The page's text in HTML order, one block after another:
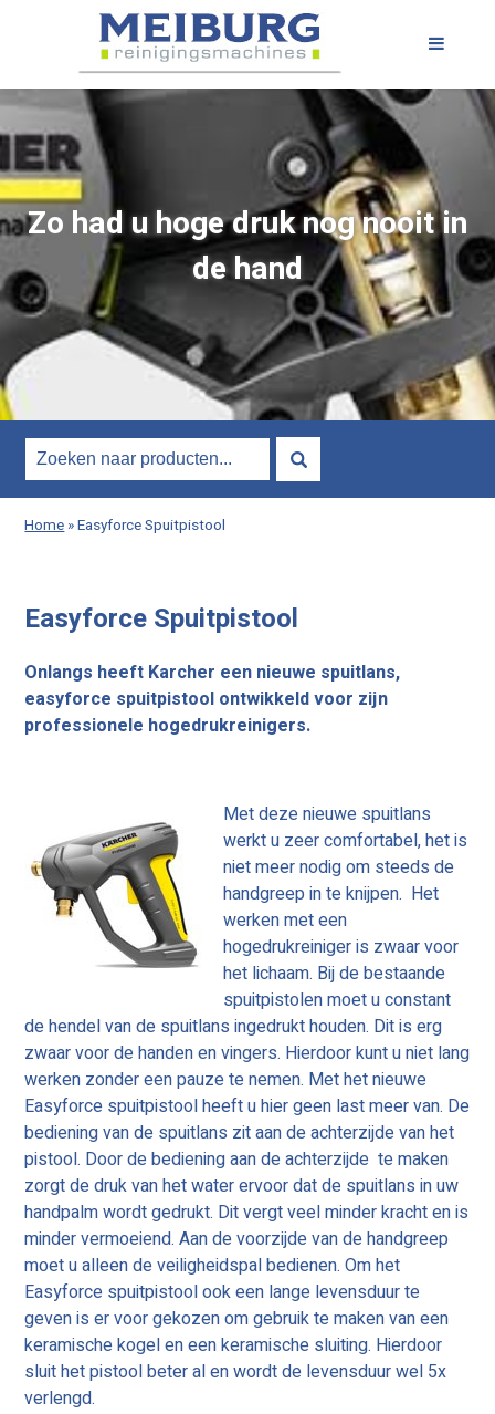
Zo had u hoge druk nog nooit in
de hand
Home»Easyforce Spuitpistool
Easyforce Spuitpistool
Onlangs heeft Karcher een nieuwe spuitlans,
easyforce spuitpistool ontwikkeld voor zijn
professionele hogedrukreinigers.
Met deze nieuwe spuitlans
werkt u zeer comfortabel, het is
niet meer nodig om steeds de
handgreep in te knijpen. Het
werken met een
hogedrukreiniger is zwaar voor
het lichaam. Bij de bestaande
spuitpistolen moet u constant
de hendel van de spuitlans ingedrukt houden. Dit is erg
zwaar voor de handen en vingers. Hierdoor kunt u niet lang
werken zonder een pauze te nemen. Met het nieuwe
Easyforce spuitpistool heeft u hier geen last meer van. De
bediening van de spuitlans zit aan de achterzijde van het
pistool. Door de bediening aan de achterzijde te maken
zorgt de druk van het water ervoor dat de spuitlans in uw
handpalm wordt gedrukt. Dit vergt veel minder kracht en is
minder vermoeiend. Aan de voorzijde van de handgreep
moet u alleen de veiligheidspal bedienen. Om het
Easyforce spuitpistool ook een lange levensduur te
geven is er voor gekozen om gebruik te maken van een
keramische kogel en een keramische sluiting. Hierdoor
sluit het pistool beter al en wordt de levensduur wel 5x
verlengd.